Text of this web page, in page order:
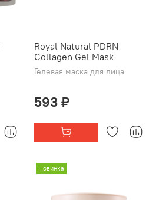
Royal Natural PDRN
Collagen Gel Mask
Гелевая маска для лица
593 ₽
Новинка